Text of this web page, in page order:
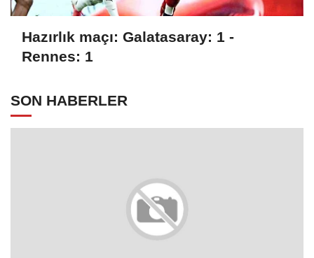
Hazırlık maçı: Galatasaray: 1 -
Rennes: 1
SON HABERLER